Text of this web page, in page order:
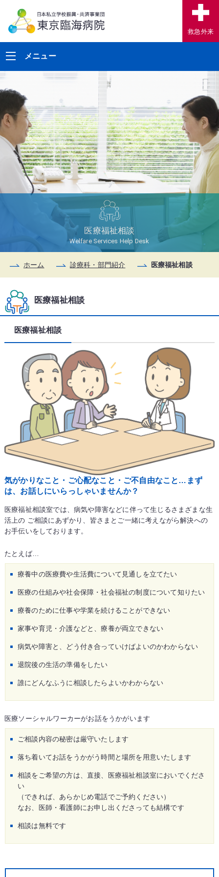
メニュー
救急外来
医療福祉相談
Welfare Services Help Desk
ホーム 診療科・部門紹介 医療福祉相談
医療福祉相談
医療福祉相談
気がかりなこと・ご心配なこと・ご不自由なこと…まず
は、お話しにいらっしゃいませんか？
医療福祉相談室では、病気や障害などに伴って生じるさまざまな生
活上の ご相談にあずかり、皆さまとご一緒に考えながら解決への
お手伝いをしております。
たとえば…
療養中の医療費や生活費について見通しを立てたい
医療の仕組みや社会保障・社会福祉の制度について知りたい
療養のために仕事や学業を続けることができない
家事や育児・介護などと、療養が両立できない
病気や障害と、どう付き合っていけばよいのかわからない
退院後の生活の準備をしたい
誰にどんなふうに相談したらよいかわからない
医療ソーシャルワーカーがお話をうかがいます
ご相談内容の秘密は厳守いたします
落ち着いてお話をうかがう時間と場所を用意いたします
相談をご希望の方は、直接、医療福祉相談室においでくださ
い
（できれば、あらかじめ電話でご予約ください）
なお、医師・看護師にお申し出くださっても結構です
相談は無料です